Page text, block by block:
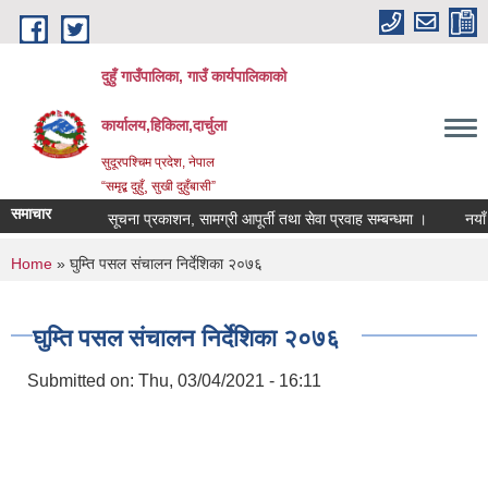
Skip to main content
दुहुँ गाउँपालिका, गाउँ कार्यपालिकाको
कार्यालय,हिकिला,दार्चुला
सुदूरपश्चिम प्रदेश, नेपाल
“समृद्ब दुहुँ¸ सुखी दुहुँबासी”
समाचार सूचना प्रकाशन, सामग्री आपूर्ती तथा सेवा प्रवाह सम्बन्धमा । नयाँ
You are here
Home » घुम्ति पसल संचालन निर्देशिका २०७६
घुम्ति पसल संचालन निर्देशिका २०७६
Submitted on: Thu, 03/04/2021 - 16:11